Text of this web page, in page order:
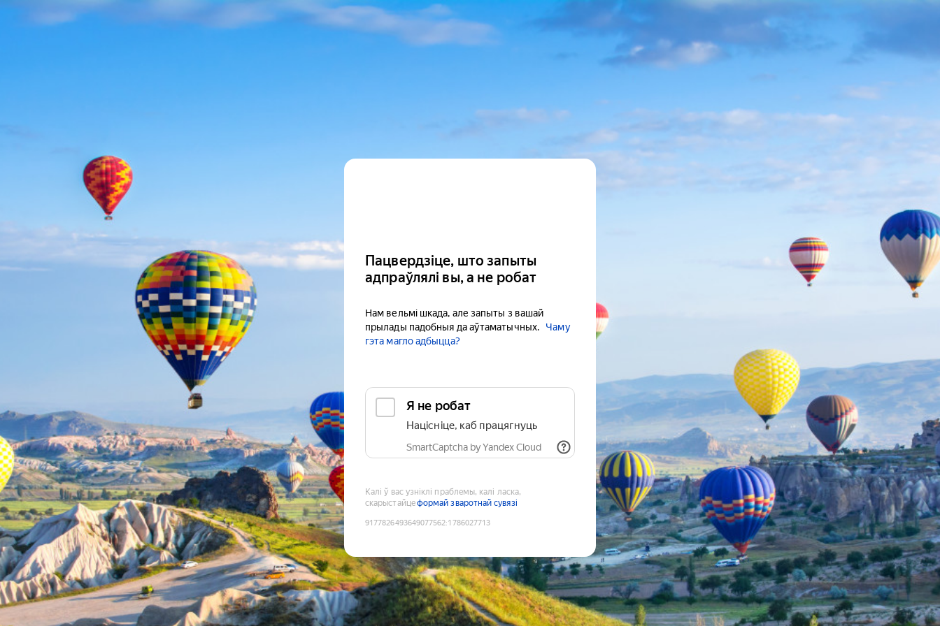
Пацвердзіце, што запыты
адпраўлялі вы, а не робат
Нам вельмі шкада, але запыты з вашай
прылады падобныя да аўтаматычных.
Чаму
гэта магло адбыцца?
Я не робат
Націсніце, каб працягнуць
SmartCaptcha by Yandex Cloud
Калі ў вас узніклі праблемы, калі ласка,
скарыстайцеформай зваротнай сувязі
9177826493649077562:1786027713